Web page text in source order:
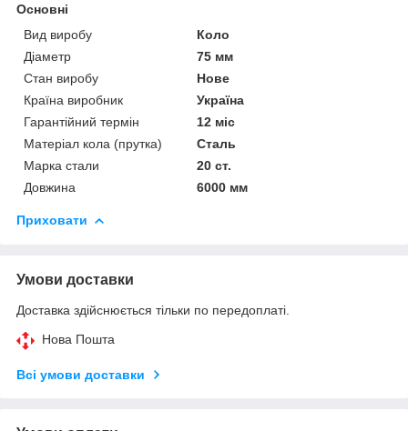
Основні
Вид виробу
Коло
Діаметр
75 мм
Стан виробу
Нове
Країна виробник
Україна
Гарантійний термін
12 міс
Матеріал кола (прутка)
Сталь
Марка стали
20 ст.
Довжина
6000 мм
Приховати
Умови доставки
Доставка здійснюється тільки по передоплаті.
Нова Пошта
Всі умови доставки